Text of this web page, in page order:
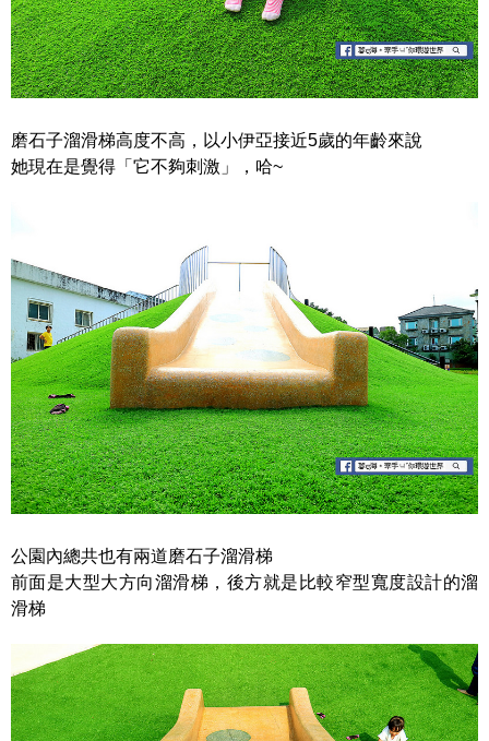
磨石子溜滑梯高度不高，以小伊亞接近5歲的年齡來說
她現在是覺得「它不夠刺激」，哈~
公園內總共也有兩道磨石子溜滑梯
前面是大型大方向溜滑梯，後方就是比較窄型寬度設計的溜
滑梯